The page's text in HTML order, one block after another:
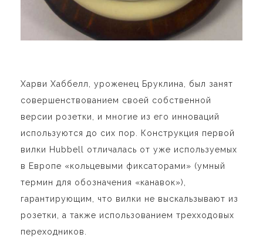
Харви Хаббелл, уроженец Бруклина, был занят
совершенствованием своей собственной
версии розетки, и многие из его инноваций
используются до сих пор. Конструкция первой
вилки Hubbell отличалась от уже используемых
в Европе «кольцевыми фиксаторами» (умный
термин для обозначения «канавок»),
гарантирующим, что вилки не выскальзывают из
розетки, а также использованием трехходовых
переходников.